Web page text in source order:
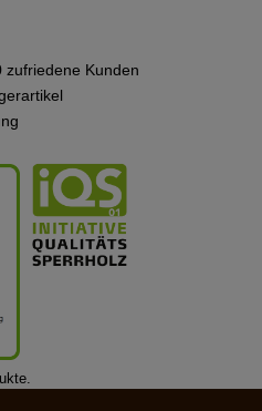
zufriedene Kunden